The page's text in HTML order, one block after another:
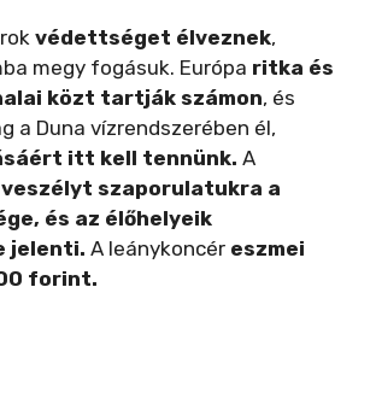
védettséget élveznek,
megy fogásuk. Európa ritka és
közt tartják számon, és
a Duna vízrendszerében él,
itt kell tennünk. A
szaporulatukra a
és az élőhelyeik
jelenti. A leánykoncér eszmei
forint.